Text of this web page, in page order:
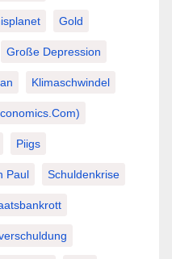
Gold
Große Depression
Klimaschwindel
Piigs
Paul Schuldenkrise